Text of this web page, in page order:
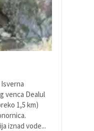
venca Dealul
1,5 km)
iznad vode...